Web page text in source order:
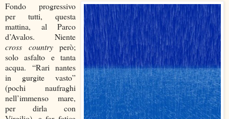
Fondo progressivo
per tutti, questa
mattina, al Parco
d’Avalos. Niente
cross countryperò;
solo asfalto e tanta
acqua. “Rari nantes
in gurgite vasto”
(pochi naufraghi
nell’immenso mare,
per dirla con